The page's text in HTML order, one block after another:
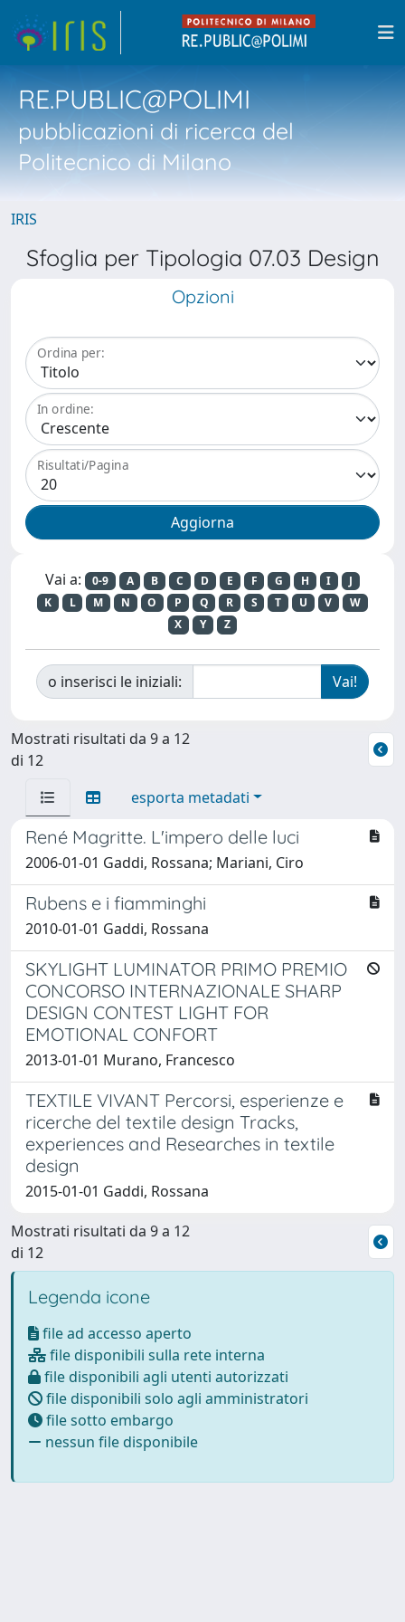
RE.PUBLIC@POLIMI
pubblicazioni di ricerca del
Politecnico di Milano
IRIS
Sfoglia per Tipologia 07.03 Design
Opzioni
Ordina per:
In ordine:
Risultati/Pagina
Vai a: 0-9 A B C D E F G H I
J
K
L M N O P Q R S T U V
W
X
Y Z
o inserisci le iniziali:
Mostrati risultati da 9 a 12
di 12
esporta metadati
René Magritte. L'impero delle luci
2006-01-01 Gaddi, Rossana; Mariani, Ciro
Rubens e i fiamminghi
2010-01-01 Gaddi, Rossana
SKYLIGHT LUMINATOR PRIMO PREMIO
CONCORSO INTERNAZIONALE SHARP
DESIGN CONTEST LIGHT FOR
EMOTIONAL CONFORT
2013-01-01 Murano, Francesco
TEXTILE VIVANT Percorsi, esperienze e
ricerche del textile design Tracks,
experiences and Researches in textile
design
2015-01-01 Gaddi, Rossana
Mostrati risultati da 9 a 12
di 12
Legenda icone
file ad accesso aperto
file disponibili sulla rete interna
file disponibili agli utenti autorizzati
file disponibili solo agli amministratori
file sotto embargo
nessun file disponibile